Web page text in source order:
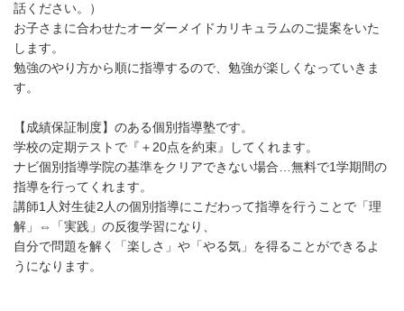
話ください。）
お子さまに合わせたオーダーメイドカリキュラムのご提案をいた
します。
勉強のやり方から順に指導するので、勉強が楽しくなっていきま
す。
【成績保証制度】のある個別指導塾です。
学校の定期テストで『＋20点を約束』してくれます。
ナビ個別指導学院の基準をクリアできない場合…無料で1学期間の
指導を行ってくれます。
講師1人対生徒2人の個別指導にこだわって指導を行うことで「理
解」⇔「実践」の反復学習になり、
自分で問題を解く「楽しさ」や「やる気」を得ることができるよ
うになります。